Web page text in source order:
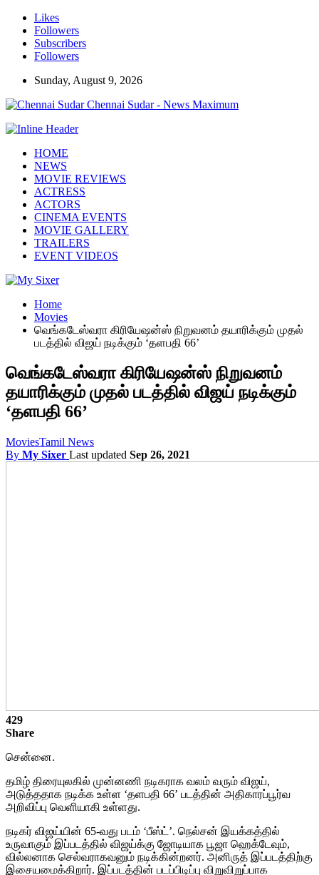
Likes
Followers
Subscribers
Followers
Sunday, August 9, 2026
Chennai Sudar - News Maximum
HOME
NEWS
MOVIE REVIEWS
ACTRESS
ACTORS
CINEMA EVENTS
MOVIE GALLERY
TRAILERS
EVENT VIDEOS
Home
Movies
வெங்கடேஸ்வரா கிரியேஷன்ஸ் நிறுவனம் தயாரிக்கும் முதல்
படத்தில் விஜய் நடிக்கும் ‘தளபதி 66’
வெங்கடேஸ்வரா கிரியேஷன்ஸ் நிறுவனம்
தயாரிக்கும் முதல் படத்தில் விஜய் நடிக்கும்
‘தளபதி 66’
MoviesTamil News
By My Sixer Last updated Sep 26, 2021
429
Share
சென்னை.
தமிழ் திரையுலகில் முன்னணி நடிகராக வலம் வரும் விஜய்,
அடுத்ததாக நடிக்க உள்ள ‘தளபதி 66’ படத்தின் அதிகாரப்பூர்வ
அறிவிப்பு வெளியாகி உள்ளது.
நடிகர் விஜய்யின் 65-வது படம் ‘பீஸ்ட்’. நெல்சன் இயக்கத்தில்
உருவாகும் இப்படத்தில் விஜய்க்கு ஜோடியாக பூஜா ஹெக்டேவும்,
வில்லனாக செல்வராகவனும் நடிக்கின்றனர். அனிருத் இப்படத்திற்கு
இசையமைக்கிறார். இப்படத்தின் படப்பிடிப்பு விறுவிறுப்பாக